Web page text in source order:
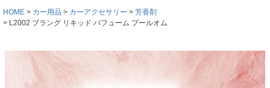
HOME
カー用品 カーアクセサリー
芳香剤
L2002 ブラング リキッド パフューム プールオム